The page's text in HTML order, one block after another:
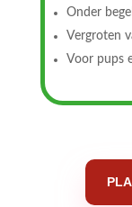
Onder
Vergroten
Voor pups